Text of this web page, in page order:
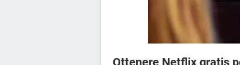
Ottenere Netflix gratis